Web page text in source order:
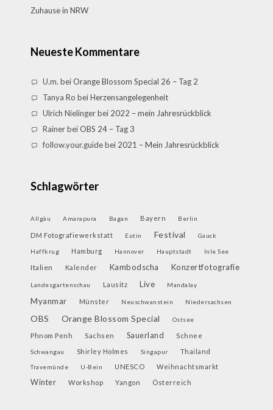
Zuhause in NRW
Neueste Kommentare
U.m. beiOrange Blossom Special 26 – Tag 2
Tanya Ro beiHerzensangelegenheit
Ulrich Nielingerbei 2022 – mein Jahresrückblick
RainerbeiOBS 24 – Tag 3
follow.your.guidebei 2021 – Mein Jahresrückblick
Schlagwörter
Allgäu Amarapura Bagan Bayern Berlin
DM Fotografiewerkstatt Eutin Festival Gauck
Haffkrug Hamburg Hannover Hauptstadt Inle See
Italien Kalender Kambodscha Konzertfotografie
Landesgartenschau Lausitz Live Mandalay
Myanmar Münster Neuschwanstein Niedersachsen
OBS Orange Blossom Special Ostsee
Phnom Penh Sachsen Sauerland Schnee
Schwangau Shirley Holmes Singapur Thailand
Travemünde U-Bein UNESCO Weihnachtsmarkt
Winter Workshop Yangon Österreich